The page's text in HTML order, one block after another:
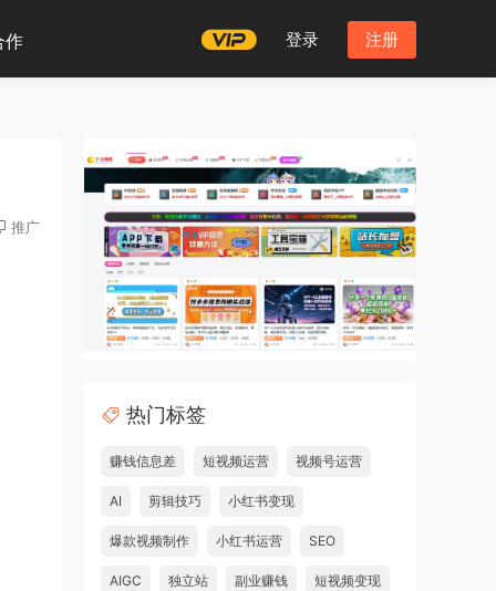
作 登录 注册
推广
热门标签
赚钱信息差 短视频运营 视频号运营
AI 剪辑技巧 小红书变现
爆款视频制作 小红书运营 SEO
AIGC 独立站 副业赚钱 短视频变现